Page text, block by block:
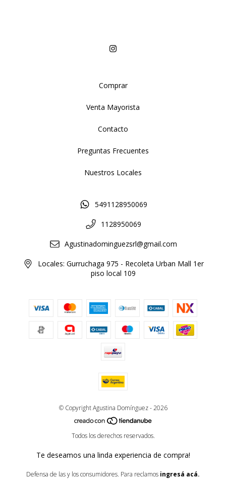
Comprar
Venta Mayorista
Contacto
Preguntas Frecuentes
Nuestros Locales
5491128950069
1128950069
Agustinadominguezsrl@gmail.com
Locales: Gurruchaga 975 - Recoleta Urban Mall 1er
piso local 109
© Copyright Agustina Domínguez - 2026
Todos los derechos reservados.
Te deseamos una linda experiencia de compra!
Defensa de las y los consumidores. Para reclamos ingresá acá.